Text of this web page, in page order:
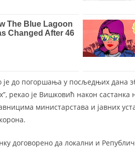
је до погоршања у посљедњих дана
рекао је Вишковић након
министарстава и јавних
договорено да локални и